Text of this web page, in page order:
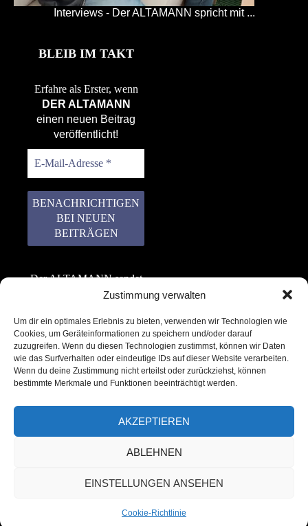
Zustimmung verwalten
Um dir ein optimales Erlebnis zu bieten, verwenden wir Technologien wie
Cookies, um Geräteinformationen zu speichern und/oder darauf
zuzugreifen. Wenn du diesen Technologien zustimmst, können wir Daten
wie das Surfverhalten oder eindeutige IDs auf dieser Website verarbeiten.
Wenn du deine Zustimmung nicht erteilst oder zurückziehst, können
bestimmte Merkmale und Funktionen beeinträchtigt werden.
AKZEPTIEREN
ABLEHNEN
EINSTELLUNGEN ANSEHEN
Cookie-Richtlinie
Interviews - Der ALTAMANN spricht mit ...
BLEIB IM TAKT
Erfahre als Erster, wenn
DER ALTAMANN
einen neuen Beitrag
veröffentlicht!
Der ALTAMANN sendet
keinen Spam! Er gibt
weiter. Erfahre mehr in
unserer
Datenschutzerklärung.
Copyright © 2022 – 2025 | ALTAMANN.com